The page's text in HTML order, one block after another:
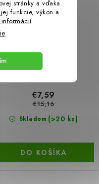
stránky a vďaka
funkcie, výkon a
49 %
Skladom (>20 ks)
€7,59
€15,16
DO KOŠÍKA